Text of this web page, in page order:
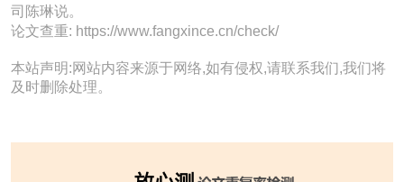
司陈琳说。
论文查重: https://www.fangxince.cn/check/
本站声明:网站内容来源于网络,如有侵权,请联系我们,我们将
及时删除处理。